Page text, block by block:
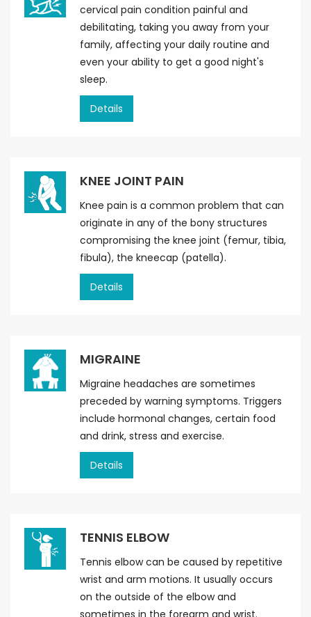
cervical pain condition painful and
debilitating, taking you away from your
family, affecting your daily routine and
even your ability to get a good night's
sleep.
Details
KNEE JOINT PAIN
Knee pain is a common problem that can
originate in any of the bony structures
compromising the knee joint (femur, tibia,
fibula), the kneecap (patella).
Details
MIGRAINE
Migraine headaches are sometimes
preceded by warning symptoms. Triggers
include hormonal changes, certain food
and drink, stress and exercise.
Details
TENNIS ELBOW
Tennis elbow can be caused by repetitive
wrist and arm motions. It usually occurs
on the outside of the elbow and